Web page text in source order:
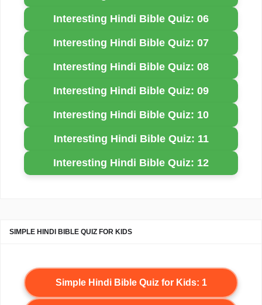
Interesting Hindi Bible Quiz: 06
Interesting Hindi Bible Quiz: 07
Interesting Hindi Bible Quiz: 08
Interesting Hindi Bible Quiz: 09
Interesting Hindi Bible Quiz: 10
Interesting Hindi Bible Quiz: 11
Interesting Hindi Bible Quiz: 12
SIMPLE HINDI BIBLE QUIZ FOR KIDS
Simple Hindi Bible Quiz for Kids: 1